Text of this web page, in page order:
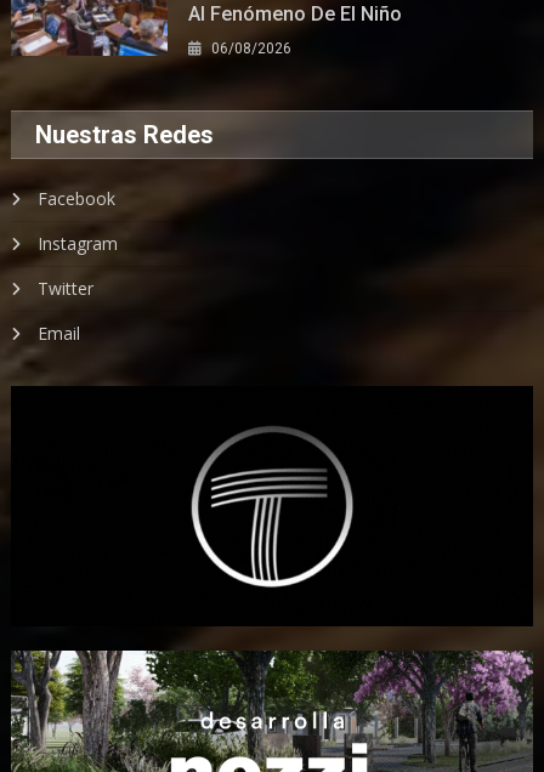
Al Fenómeno De El Niño
06/08/2026
Nuestras Redes
Facebook
Instagram
Twitter
Email